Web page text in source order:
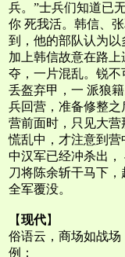
兵。”士兵们知道已
你 死我活。韩信、
到，他的部队认为以
加上韩信故意在路
夺，一片混乱。锐
丢盔弃甲，一 派狼
兵回营，准备修整
营前面时，只见大
慌乱中，才注意到
中汉军已经冲杀出
刀将陈余斩干马下
全军覆没。
【现代】
俗语云，商场如战
例：